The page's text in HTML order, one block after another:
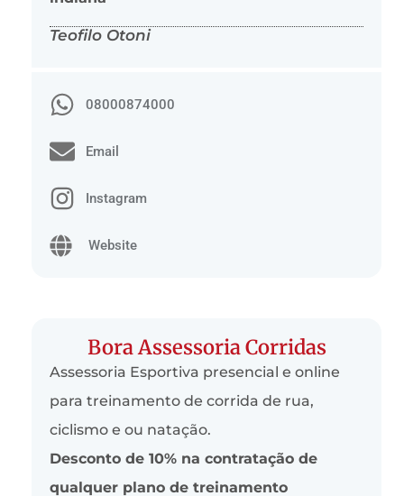
Teofilo Otoni
08000874000
Email
Instagram
Website
Bora Assessoria Corridas
Assessoria Esportiva presencial e online
para treinamento de corrida de rua,
ciclismo e ou natação.
Desconto de 10% na contratação de
qualquer plano de treinamento